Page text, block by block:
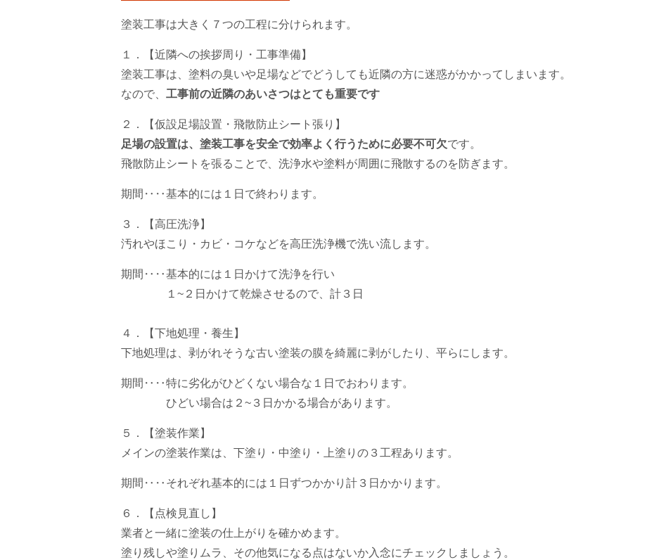
塗装工事は大きく７つの工程に分けられます。
１．【近隣への挨拶周り・工事準備】
塗装工事は、塗料の臭いや足場などでどうしても近隣の方に迷惑がかかってしまいます。
なので、 工事前の近隣のあいさつはとても重要です
２．【仮設足場設置・飛散防止シート張り】
足場の設置は、塗装工事を安全で効率よく行うために必要不可欠です。
飛散防止シートを張ることで、洗浄水や塗料が周囲に飛散するのを防ぎます。
期間‥‥基本的には１日で終わります。
３．【高圧洗浄】
汚れやほこり・カビ・コケなどを高圧洗浄機で洗い流します。
期間‥‥基本的には１日かけて洗浄を行い
１~２日かけて乾燥させるので、計３日
４．【下地処理・養生】
下地処理は、剥がれそうな古い塗装の膜を綺麗に剥がしたり、平らにします。
期間‥‥特に劣化がひどくない場合な１日でおわります。
ひどい場合は２~３日かかる場合があります。
５．【塗装作業】
メインの塗装作業は、下塗り・中塗り・上塗りの３工程あります。
期間‥‥それぞれ基本的には１日ずつかかり計３日かかります。
６．【点検見直し】
業者と一緒に塗装の仕上がりを確かめます。
塗り残しや塗りムラ、その他気になる点はないか入念にチェックしましょう。